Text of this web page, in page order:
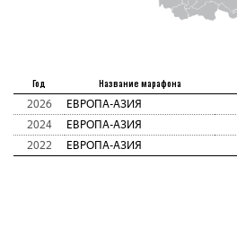
Год Название марафона
2026 ЕВРОПА-АЗИЯ
2024
ЕВРОПА-АЗИЯ
2022
ЕВРОПА-АЗИЯ